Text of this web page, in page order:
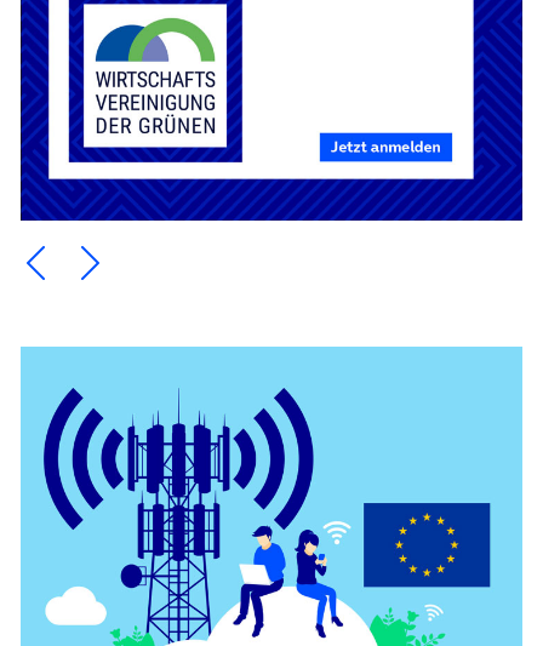
Ein Element zurück blättern
Ein Element weiter blättern